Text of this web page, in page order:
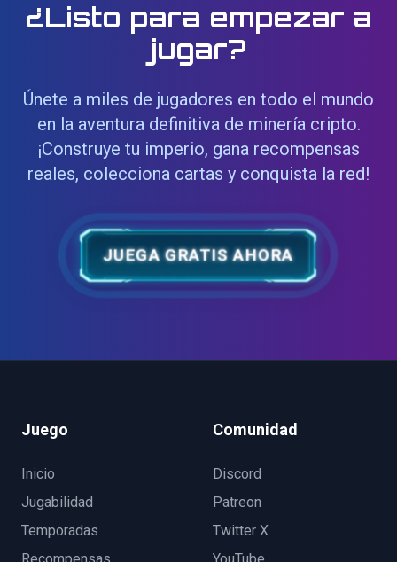
¿Listo para empezar a
jugar?
Únete a miles de jugadores en todo el mundo
en la aventura definitiva de minería cripto.
¡Construye tu imperio, gana recompensas
reales, colecciona cartas y conquista la red!
JUEGA GRATIS AHORA
Juego
Inicio
Jugabilidad
Temporadas
Comunidad
Discord
Patreon
Twitter X